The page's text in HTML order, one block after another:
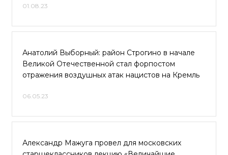
01.08.23
Анатолий Выборный: район Строгино в начале
Великой Отечественной стал форпостом
отражения воздушных атак нацистов на Кремль
06.05.23
Александр Мажуга провел для московских